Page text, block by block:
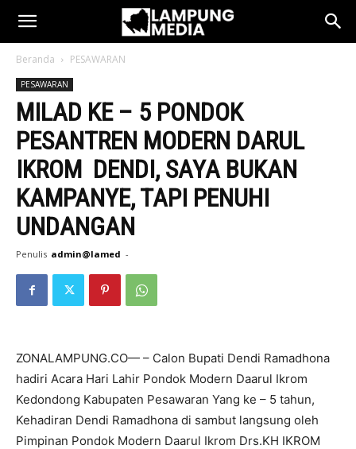
Beranda PESAWARAN
PESAWARAN
MILAD KE – 5 PONDOK
PESANTREN MODERN DARUL
IKROM DENDI, SAYA BUKAN
KAMPANYE, TAPI PENUHI
UNDANGAN
Penulis admin@lamed -
ZONALAMPUNG.CO— – Calon Bupati Dendi Ramadhona
hadiri Acara Hari Lahir Pondok Modern Daarul Ikrom
Kedondong Kabupaten Pesawaran Yang ke – 5 tahun,
Kehadiran Dendi Ramadhona di sambut langsung oleh
Pimpinan Pondok Modern Daarul Ikrom Drs.KH IKROM